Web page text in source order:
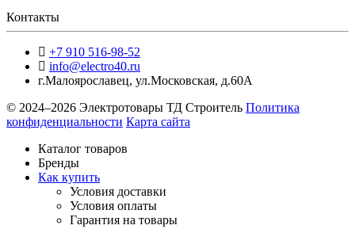
Контакты
+7 910 516-98-52
info@electro40.ru
г.Малоярославец, ул.Московская, д.60А
© 2024–2026 Электротовары ТД Строитель Политика
конфиденциальности Карта сайта
Каталог товаров
Бренды
Как купить
Условия доставки
Условия оплаты
Гарантия на товары